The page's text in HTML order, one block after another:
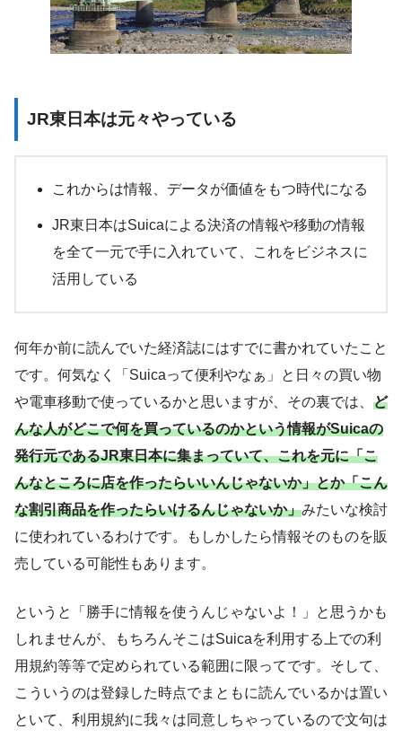
JR東日本は元々やっている
これからは情報、データが価値をもつ時代になる
JR東日本はSuicaによる決済の情報や移動の情報
を全て一元で手に入れていて、これをビジネスに
活用している
何年か前に読んでいた経済誌にはすでに書かれていたこと
です。何気なく「Suicaって便利やなぁ」と日々の買い物
や電車移動で使っているかと思いますが、その裏では、 ど
んな人がどこで何を買っているのかという情報がSuicaの
発行元であるJR東日本に集まっていて、これを元に「こ
んなところに店を作ったらいいんじゃないか」とか「こん
な割引商品を作ったらいけるんじゃないか」みたいな検討
に使われているわけです。もしかしたら情報そのものを販
売している可能性もあります。
というと「勝手に情報を使うんじゃないよ！」と思うかも
しれませんが、もちろんそこはSuicaを利用する上での利
用規約等等で定められている範囲に限ってです。そして、
こういうのは登録した時点でまともに読んでいるかは置い
といて、利用規約に我々は同意しちゃっているので文句は